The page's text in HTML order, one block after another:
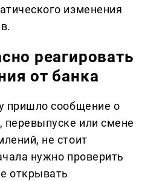
изменения
реагировать
от банка
пришло сообщение о
перевыпуске или смене
не стоит
нужно проверить
открывать